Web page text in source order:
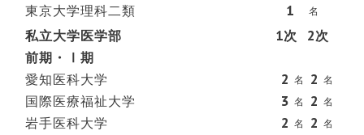
東京大学理科二類 1 名
私立大学医学部 1次
2次
前期・Ⅰ期
愛知医科大学
2 名 2 名
国際医療福祉大学 3 名 2 名
岩手医科大学 2 名 2 名